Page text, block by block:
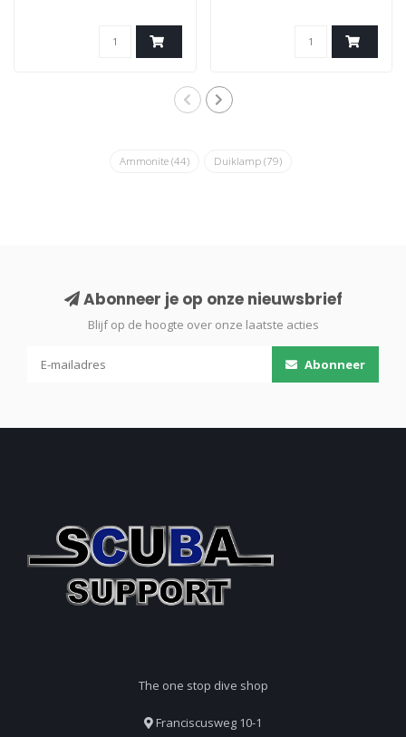
Ammonite (44) Duiklamp (79)
Abonneer je op onze nieuwsbrief
Blijf op de hoogte over onze laatste acties
Abonneer
The one stop dive shop
Franciscusweg 10-1